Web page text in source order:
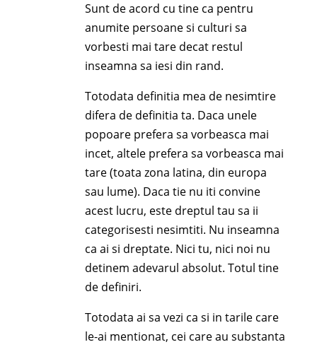
Sunt de acord cu tine ca pentru
anumite persoane si culturi sa
vorbesti mai tare decat restul
inseamna sa iesi din rand.
Totodata definitia mea de nesimtire
difera de definitia ta. Daca unele
popoare prefera sa vorbeasca mai
incet, altele prefera sa vorbeasca mai
tare (toata zona latina, din europa
sau lume). Daca tie nu iti convine
acest lucru, este dreptul tau sa ii
categorisesti nesimtiti. Nu inseamna
ca ai si dreptate. Nici tu, nici noi nu
detinem adevarul absolut. Totul tine
de definiri.
Totodata ai sa vezi ca si in tarile care
le-ai mentionat, cei care au substanta